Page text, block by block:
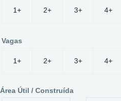
1+ 2+ 3+ 4+
Vagas
1+ 2+ 3+ 4+
Área Útil / Construída